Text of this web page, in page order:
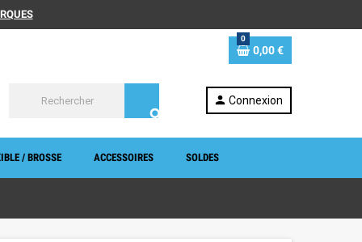
0
0,00 €
search
person Connexion
/ BROSSE ACCESSOIRES SOLDES